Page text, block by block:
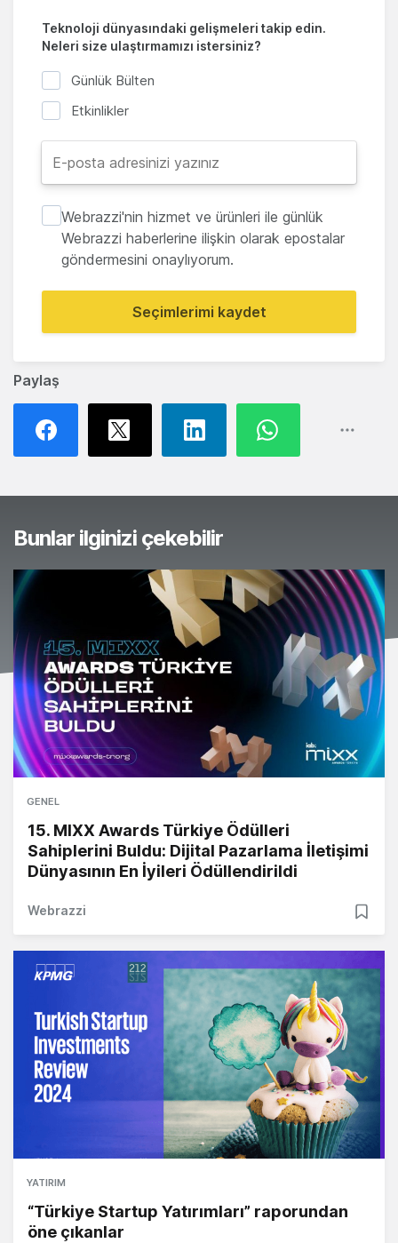
Paylaş
Teknoloji dünyasındaki gelişmeleri takip edin.
Neleri size ulaştırmamızı istersiniz?
Günlük Bülten
Etkinlikler
Webrazzi'nin hizmet ve ürünleri ile günlük
Webrazzi haberlerine ilişkin olarak epostalar
göndermesini onaylıyorum.
Seçimlerimi kaydet
Bunlar ilginizi çekebilir
GENEL
15. MIXX Awards Türkiye Ödülleri
Sahiplerini Buldu: Dijital Pazarlama İletişimi
Dünyasının En İyileri Ödüllendirildi
Webrazzi
YATIRIM
“Türkiye Startup Yatırımları” raporundan
öne çıkanlar